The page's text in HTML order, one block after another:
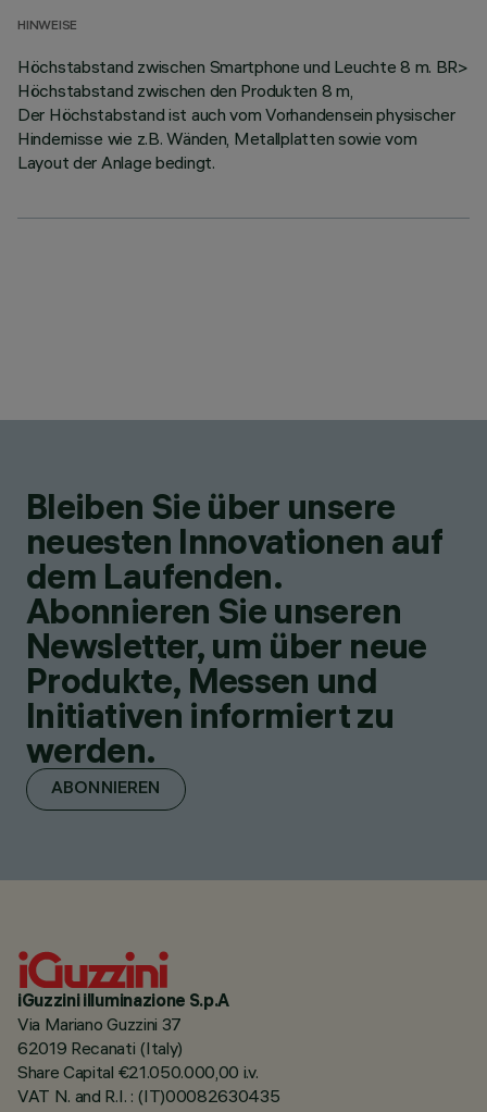
HINWEISE
Höchstabstand zwischen Smartphone und Leuchte 8 m. BR>
Höchstabstand zwischen den Produkten 8 m,
Der Höchstabstand ist auch vom Vorhandensein physischer
Hindernisse wie z.B. Wänden, Metallplatten sowie vom
Layout der Anlage bedingt.
Bleiben Sie über unsere
neuesten Innovationen auf
dem Laufenden.
Abonnieren Sie unseren
Newsletter, um über neue
Produkte, Messen und
Initiativen informiert zu
werden.
ABONNIEREN
iGuzzini illuminazione S.p.A
Via Mariano Guzzini 37
62019 Recanati (Italy)
Share Capital €21.050.000,00 i.v.
VAT N. and R.I. : (IT)00082630435